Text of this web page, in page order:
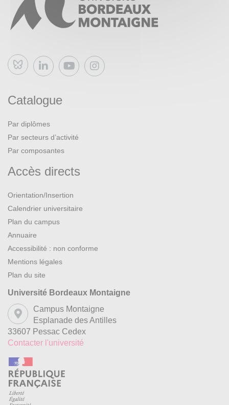
Bluesky
Catalogue
Par diplômes
Par secteurs d’activité
Par composantes
Accès directs
Orientation/Insertion
Calendrier universitaire
Plan du campus
Annuaire
Accessibilité : non conforme
Mentions légales
Plan du site
Université Bordeaux Montaigne
Campus Montaigne
Esplanade des Antilles
33607 Pessac Cedex
Contacter l'université